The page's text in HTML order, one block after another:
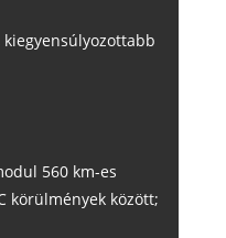
560 km-es
körülmények között;